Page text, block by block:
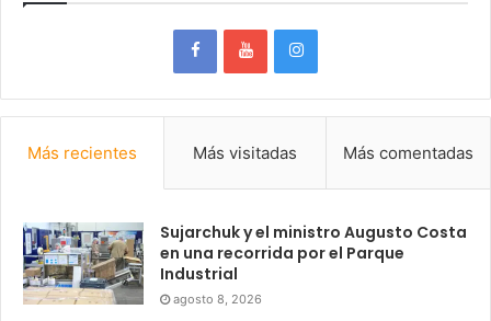
Más recientes Más visitadas Más comentadas
Sujarchuk y el ministro Augusto Costa
en una recorrida por el Parque
Industrial
agosto 8, 2026